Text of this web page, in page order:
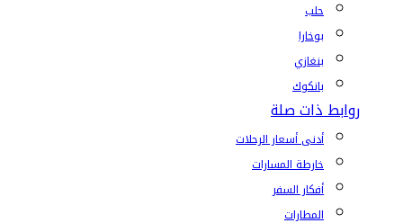
حلب
بوخارا
بنغازي
بانكوك
روابط ذات صلة
أدنى أسعار الرحلات
خارطة المسارات
أفكار السفر
المطارات